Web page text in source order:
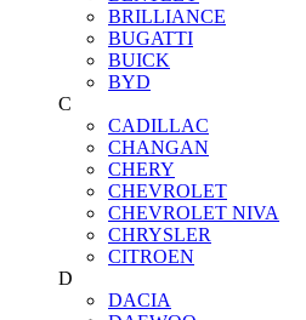
BRILLIANCE
BUGATTI
BUICK
BYD
C
CADILLAC
CHANGAN
CHERY
CHEVROLET
CHEVROLET NIVA
CHRYSLER
CITROEN
D
DACIA